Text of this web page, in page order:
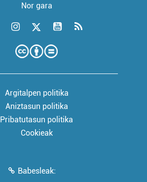
Nor gara
Argitalpen politika
Aniztasun politika
Pribatutasun politika
Cookieak
Babesleak: